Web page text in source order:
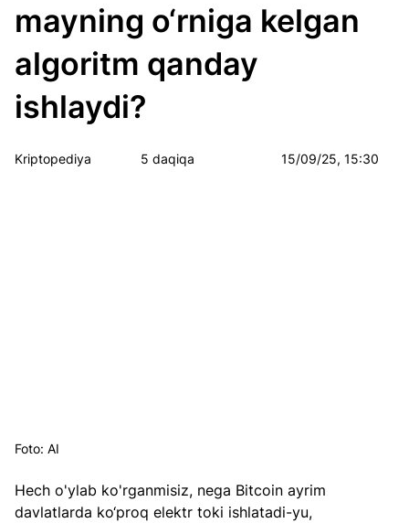
mayning o‘rniga kelgan
algoritm qanday
ishlaydi?
Kriptopediya 5 daqiqa 15/09/25, 15:30
Foto: AI
Hech o'ylab ko'rganmisiz, nega Bitcoin ayrim
davlatlarda ko‘proq elektr toki ishlatadi-yu,